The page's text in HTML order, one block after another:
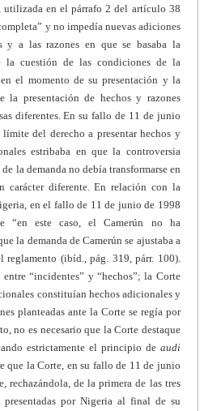
utilizada en el párrafo 2 del artículo 38
y no impedía nuevas adiciones
y a las razones en que se basaba la
la cuestión de las condiciones de la
el momento de su presentación y la
la presentación de hechos y razones
diferentes. En su fallo de 11 de junio
del derecho a presentar hechos y
estribaba en que la controversia
la demanda no debía transformarse en
carácter diferente. En relación con la
en el fallo de 11 de junio de 1998
“en este caso, el Camerún no ha
la demanda de Camerún se ajustaba a
(ibíd., pág. 319, párr. 100).
“incidentes” y “hechos”; la Corte
constituían hechos adicionales y
planteadas ante la Corte se regía por
no es necesario que la Corte destaque
estrictamente el principio de audi
que la Corte, en su fallo de 11 de junio
rechazándola, de la primera de las tres
por Nigeria al final de su